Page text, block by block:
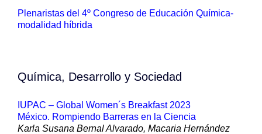
Plenaristas del 4º Congreso de Educación Química-
modalidad híbrida
Química, Desarrollo y Sociedad
IUPAC – Global Women´s Breakfast 2023
México. Rompiendo Barreras en la Ciencia
Karla Susana Bernal Alvarado, Macaria Hernández